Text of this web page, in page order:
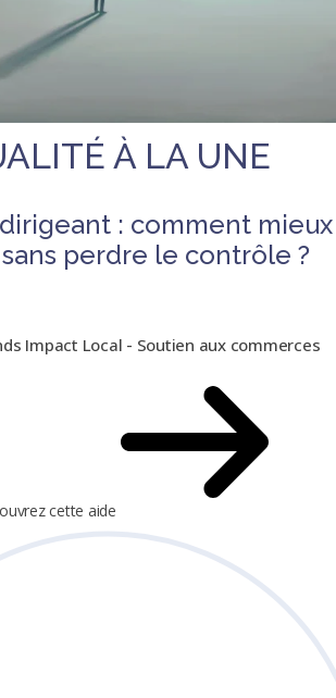
À LA UNE
: comment mieux
sans perdre le contrôle ?
Impact Local - Soutien aux commerces
cette aide
✖
le bon fonctionnement de notre site
ce dernier, vous acceptez leur utilisation.